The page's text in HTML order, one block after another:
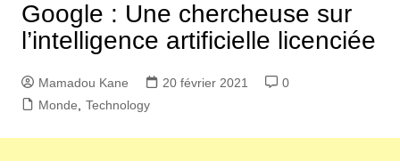
Google : Une chercheuse sur
l’intelligence artificielle licenciée
Mamadou Kane 20 février 2021
0
Monde
Technology